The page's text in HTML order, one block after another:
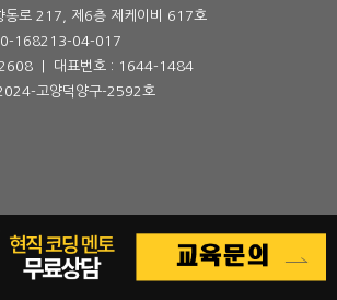
동로 217, 제6층 제케이비 617호
168213-04-017
| 대표번호 : 1644-1484
고양덕양구-2592호